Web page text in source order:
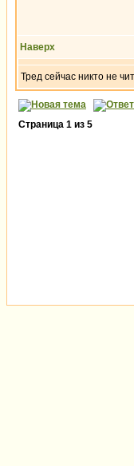
Наверх
Тред сейчас никто не
Страница 1 из 5